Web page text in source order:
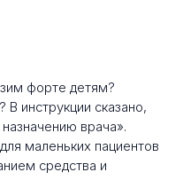
инструкции сказано,
врача».
маленьких пациентов
средства и